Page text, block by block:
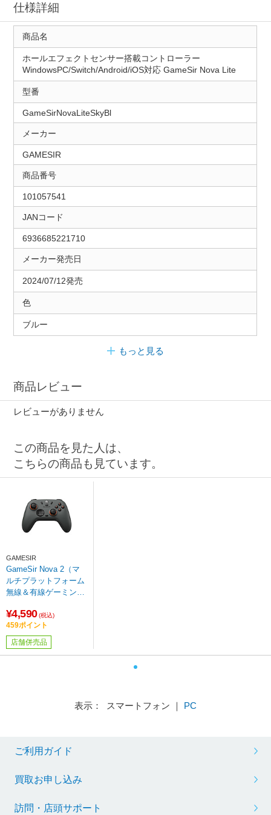
仕様詳細
商品名
ホールエフェクトセンサー搭載コントローラー
WindowsPC/Switch/Android/iOS対応 GameSir Nova Lite
型番
GameSirNovaLiteSkyBl
メーカー
GAMESIR
商品番号
101057541
JANコード
6936685221710
メーカー発売日
2024/07/12発売
色
ブルー
もっと見る
商品レビュー
レビューがありません
この商品を見た人は、
こちらの商品も見ています。
GAMESIR
GameSir Nova 2（マ
ルチプラットフォーム
無線＆有線ゲーミング
Switch/Switch2 iOS A
ndroid Windows10/11
対応） Lite Gray/ミッ
ドナイトグレイ【sof0
¥4,590 (税込)
459ポイント
店舗併売品
表示： スマートフォン ｜ PC
ご利用ガイド
買取お申し込み
訪問・店頭サポート